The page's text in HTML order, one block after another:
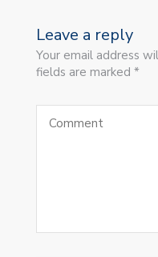
Leave a reply
Your email address
fields are marked *